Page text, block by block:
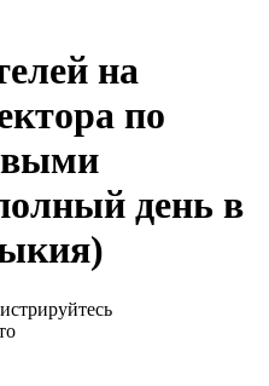
на
по
день в